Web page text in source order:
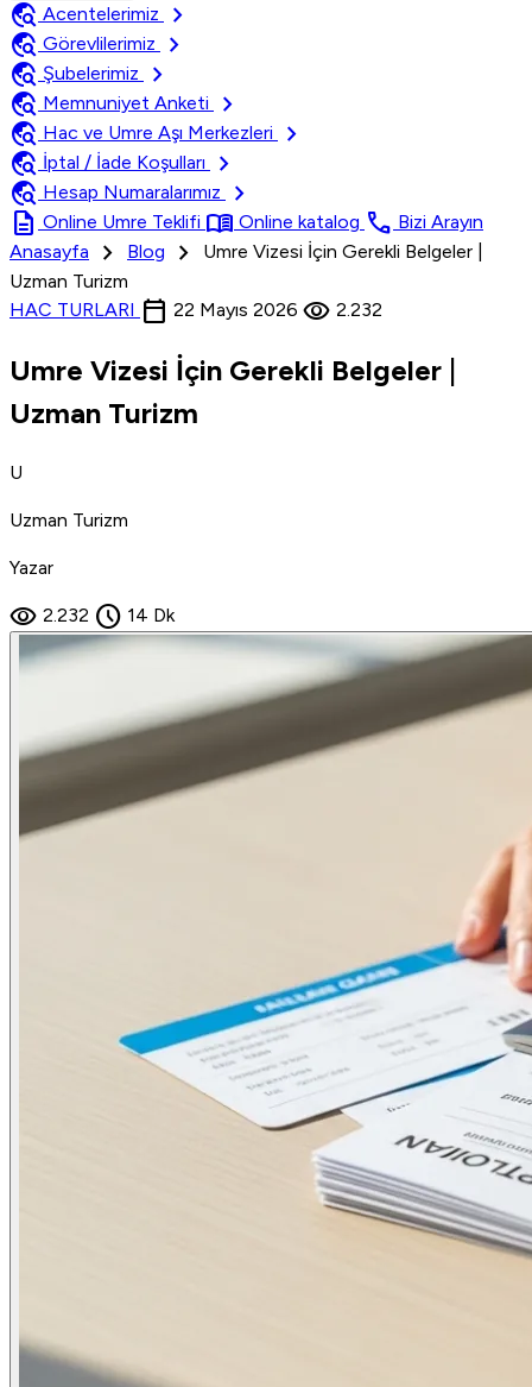
travel_explore Acentelerimiz
chevron_right
travel_explore Görevlilerimiz
chevron_right
travel_explore Şubelerimiz
chevron_right
travel_explore Memnuniyet Anketi
chevron_right
travel_explore Hac ve Umre Aşı Merkezleri
chevron_right
travel_explore İptal / İade Koşulları
chevron_right
travel_explore Hesap Numaralarımız
chevron_right
description Online Umre Teklifi menu_book Online katalog call Bizi Arayın
Anasayfa
chevron_right Blog chevron_right
Umre Vizesi İçin Gerekli Belgeler |
Uzman Turizm
HAC TURLARI calendar_today 22 Mayıs 2026 visibility 2.232
Umre Vizesi İçin Gerekli Belgeler |
Uzman Turizm
U
Uzman Turizm
Yazar
visibility 2.232 schedule 14 Dk